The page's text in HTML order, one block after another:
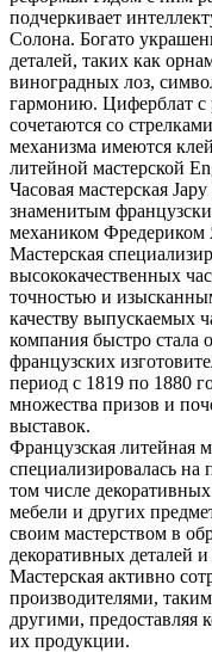
подчеркивает
Солона. Богато
деталей, таких как
виноградных лоз,
гармонию. Циферблат
сочетаются со
механизма имеются
литейной мастерской
Часовая мастерская
знаменитым
механиком Фредериком
Мастерская
высококачественных
точностью и
качеству выпускаемых
компания быстро стала
французских
период с 1819 по 1880
множества призов и
выставок.
Французская литейная
специализировалась на
том числе
мебели и других
своим мастерством в
декоративных деталей
Мастерская активно
производителями,
другими, предоставляя
их продукции.